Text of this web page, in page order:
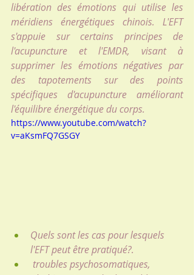
libération des émotions qui utilise les
méridiens énergétiques chinois. L'EFT
s'appuie sur certains principes de
l'acupuncture et l'EMDR, visant à
supprimer les émotions négatives par
des tapotements sur des points
spécifiques d'acupuncture améliorant
l'équilibre énergétique du corps.
https://www.youtube.com/watch?
v=aKsmFQ7GSGY
Quels sont les cas pour lesquels
l'EFT peut être pratiqué?.
troubles psychosomatiques,